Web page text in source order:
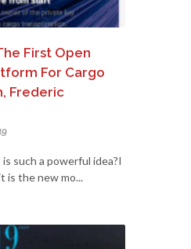
First Open
For Cargo
Frederic
such a powerful idea?I
is the new mo...